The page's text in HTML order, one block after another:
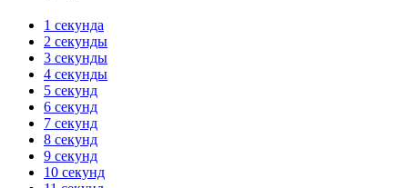
1 секунда
2 секунды
3 секунды
4 секунды
5 секунд
6 секунд
7 секунд
8 секунд
9 секунд
10 секунд